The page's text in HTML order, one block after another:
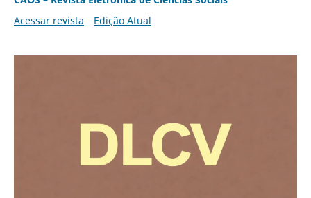
Acessar revista
Edição Atual